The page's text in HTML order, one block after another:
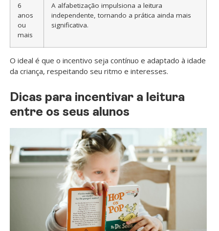
6
anos
ou
mais
A alfabetização impulsiona a leitura
independente, tornando a prática ainda mais
significativa.
O ideal é que o incentivo seja contínuo e adaptado à idade
da criança, respeitando seu ritmo e interesses.
Dicas para incentivar a leitura
entre os seus alunos